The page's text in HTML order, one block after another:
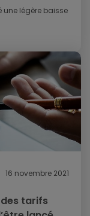
une légère baisse
16 novembre 2021
tarifs